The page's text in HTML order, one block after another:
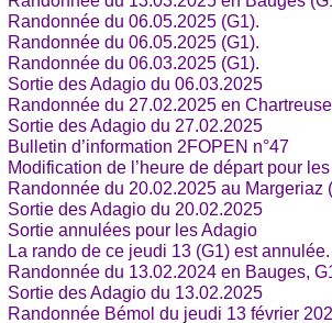
Randonnée du 06.05.2025 (G1).
Randonnée du 06.05.2025 (G1).
Randonnée du 06.03.2025 (G1).
Sortie des Adagio du 06.03.2025
Randonnée du 27.02.2025 en
Sortie des Adagio du 27.02.2025
Bulletin d’information 2FOPEN n°47
Modification de l’heure de départ pour
Randonnée du 20.02.2025 au Margeriaz
Sortie des Adagio du 20.02.2025
Sortie annulées pour les Adagio
La rando de ce jeudi 13 (G1) est annulée.
Randonnée du 13.02.2024 en Bauges,
Sortie des Adagio du 13.02.2025
Randonnée Bémol du jeudi 13 février